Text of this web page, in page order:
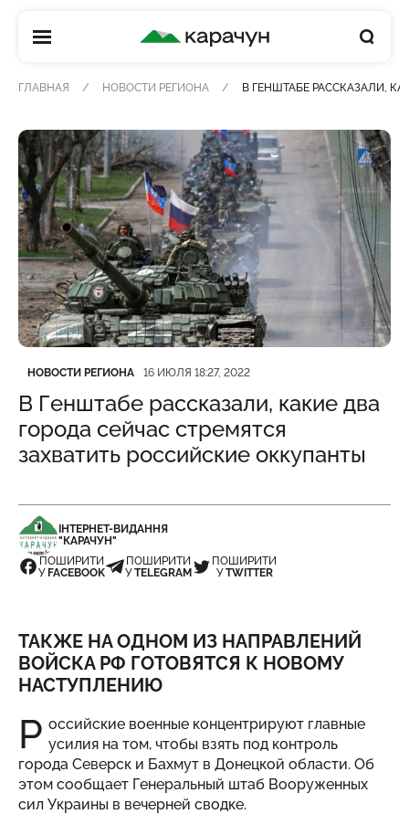
КАРАЧУН
ГЛАВНАЯ НОВОСТИ РЕГИОНА В ГЕНШТАБЕ РАССКАЗАЛИ,
Категория
НОВОСТИ РЕГИОНА
Дата публикации 16 ИЮЛЯ 18:27, 2022
В Генштабе рассказали, какие два
города сейчас стремятся
захватить российские оккупанты
ІНТЕРНЕТ-ВИДАННЯ
"КАРАЧУН"
ПОШИРИТИ
У FACEBOOK
ПОШИРИТИ
УTELEGRAM
ПОШИРИТИ
УTWITTER
ТАКЖЕ НА ОДНОМ ИЗ НАПРАВЛЕНИЙ
ВОЙСКА РФ ГОТОВЯТСЯ К НОВОМУ
НАСТУПЛЕНИЮ
Р оссийские военные концентрируют главные
усилия на том, чтобы взять под контроль
города Северск и Бахмут в Донецкой области. Об
этом сообщает Генеральный штаб Вооруженных
сил Украины в вечерней сводке.